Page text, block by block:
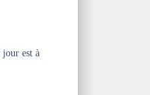
jour est à